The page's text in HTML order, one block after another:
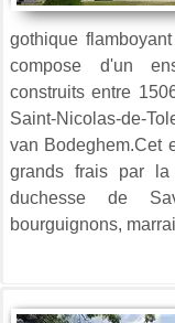
gothique
compose d'un
construits entre
Saint-Nicolas-de-
van Bodeghem.Cet
grands frais par la
duchesse de
bourguignons,